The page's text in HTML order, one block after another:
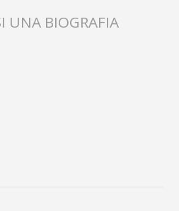
UNA BIOGRAFIA